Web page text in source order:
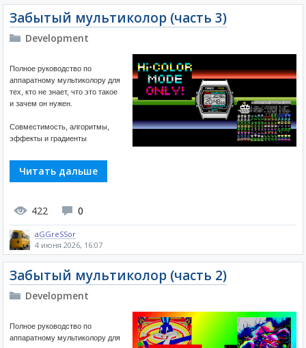
Забытый мультиколор (часть 3)
Development
Полное руководство по
аппаратному мультиколору для
тех, кто не знает, что это такое
и зачем он нужен.
Совместимость, алгоритмы,
эффекты и градиенты
Читать дальше
422 0
aGGreSSor
4 июня 2026, 16:07
Забытый мультиколор (часть 2)
Development
Полное руководство по
аппаратному мультиколору для